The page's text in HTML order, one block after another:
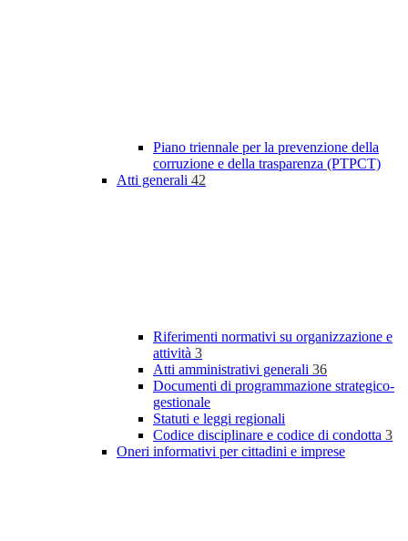
Piano triennale per la prevenzione della
corruzione e della trasparenza (PTPCT)
Atti generali 42
Riferimenti normativi su organizzazione e
attività 3
Atti amministrativi generali 36
Documenti di programmazione strategico-
gestionale
Statuti e leggi regionali
Codice disciplinare e codice di condotta 3
Oneri informativi per cittadini e imprese